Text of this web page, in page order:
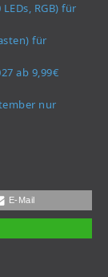
RGB) für
für
ab 9,99€
nur
E-Mail